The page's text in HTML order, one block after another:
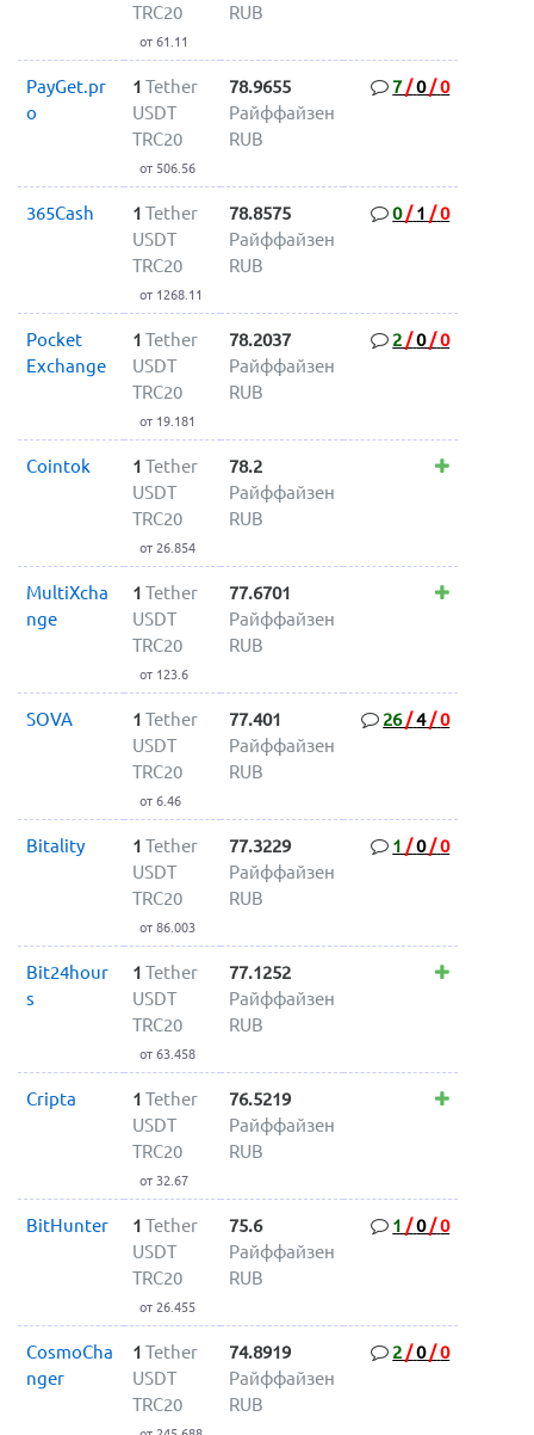
TRC20
от 61.11
RUB
PayGet.pr
o
1 Tether
USDT
TRC20
от 506.56
78.9655
Райффайзен
RUB
7/0/0
365Cash 1 Tether
USDT
TRC20
от 1268.11
78.8575
Райффайзен
RUB
0/ 1 /0
Pocket
Exchange
1 Tether
USDT
TRC20
от 19.181
78.2037
Райффайзен
RUB
2 /0/0
Cointok 1 Tether
USDT
TRC20
от 26.854
78.2
Райффайзен
RUB
MultiXcha
nge
1 Tether
USDT
TRC20
от 123.6
77.6701
Райффайзен
RUB
SOVA 1 Tether
USDT
TRC20
от 6.46
77.401
Райффайзен
RUB
26/4/0
Bitality 1 Tether
USDT
TRC20
от 86.003
77.3229
Райффайзен
RUB
1 /0/0
Bit24hour
s
1 Tether
USDT
TRC20
от 63.458
77.1252
Райффайзен
RUB
Cripta 1 Tether
USDT
TRC20
от 32.67
76.5219
Райффайзен
RUB
BitHunter 1 Tether
USDT
TRC20
от 26.455
75.6
Райффайзен
RUB
1 /0/0
CosmoCha
nger
1 Tether
USDT
TRC20
74.8919
Райффайзен
RUB
2 /0/0